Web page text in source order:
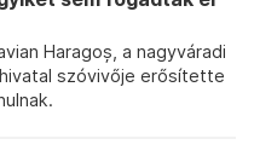
Haragoș, a nagyváradi
szóvivője erősítette